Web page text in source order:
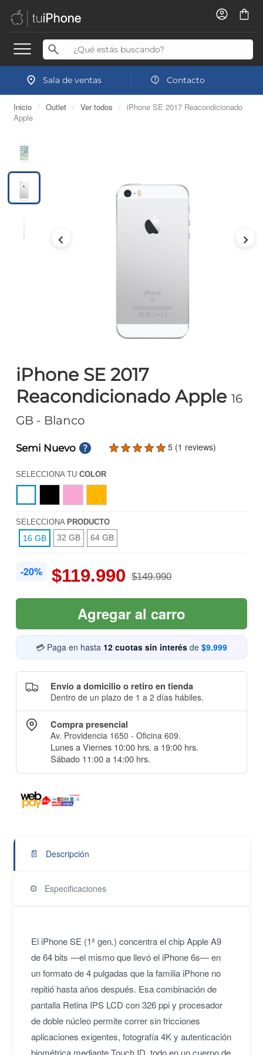
Sala de ventas Contacto
Inicio / Outlet / Ver todos / iPhone SE 2017 Reacondicionado
Apple
iPhone SE 2017
Reacondicionado Apple 16
GB - Blanco
Semi Nuevo 5 (1 reviews)
SELECCIONA TU COLOR
SELECCIONA PRODUCTO
16 GB 32 GB 64 GB
-20% $119.990 $149.990
Agregar al carro
💳 Paga en hasta 12 cuotas sin interés de $9.999
Envío a domicilio o retiro en tienda
Dentro de un plazo de 1 a 2 días hábiles.
Compra presencial
Av. Providencia 1650 - Oficina 609.
Lunes a Viernes 10:00 hrs. a 19:00 hrs.
Sábado 11:00 a 14:00 hrs.
📄 Descripción
⚙️ Especificaciones
El iPhone SE (1ª gen.) concentra el chip Apple A9
de 64 bits —el mismo que llevó el iPhone 6s— en
un formato de 4 pulgadas que la familia iPhone no
repitió hasta años después. Esa combinación de
pantalla Retina IPS LCD con 326 ppi y procesador
de doble núcleo permite correr sin fricciones
aplicaciones exigentes, fotografía 4K y autenticación
biométrica mediante Touch ID, todo en un cuerpo de